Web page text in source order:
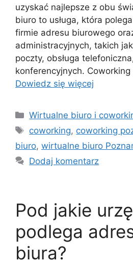
uzyskać najlepsze z obu
biuro to usługa, która
firmie adresu biurowego
administracyjnych, takich
poczty, obsługa
konferencyjnych.
Dowiedz się więcej
Kategorie
Wirtualne biuro i
Tagi
coworking, coworking
biuro, wirtualne biuro
Dodaj komentarz
Pod jakie
podlega
biura?